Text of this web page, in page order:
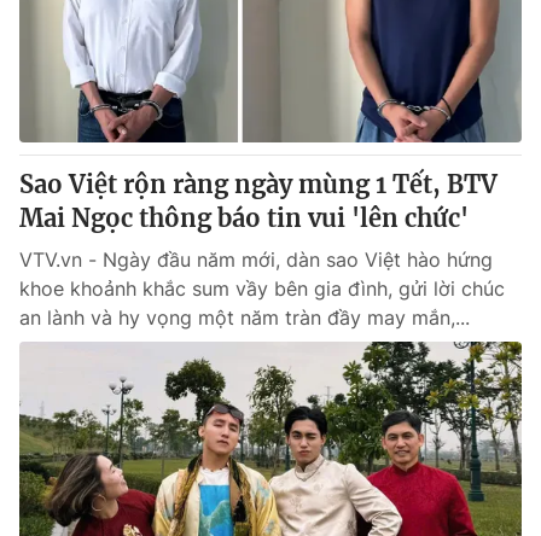
Tin tức
Thế giới đó đây
Câu chuyện quốc tế
Kinh tế
Tài chính
Thị trường
Góc doanh nghiệp
Dữ liệu và đời sống
Truyền hình
Phim VTV
Hậu trường
Nhân vật
Giải sao mai
Giải trí
Điện ảnh
Sao
Đời sống
Làm đẹp
Chất lượng cuộc sống
Giáo dục
Tuyển sinh
Học trực tuyến
Công nghệ
Hitech Công nghệ tương lai
Sao Việt rộn ràng ngày mùng 1 Tết, BTV
Mai Ngọc thông báo tin vui 'lên chức'
VTV.vn - Ngày đầu năm mới, dàn sao Việt hào hứng
khoe khoảnh khắc sum vầy bên gia đình, gửi lời chúc
an lành và hy vọng một năm tràn đầy may mắn,...